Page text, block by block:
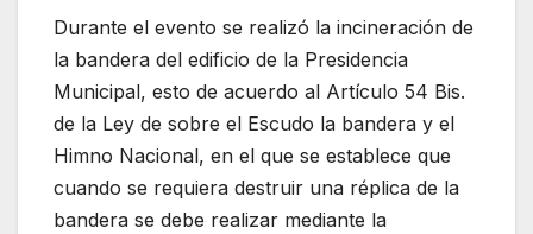
Durante el evento se realizó la incineración de
la bandera del edificio de la Presidencia
Municipal, esto de acuerdo al Artículo 54 Bis.
de la Ley de sobre el Escudo la bandera y el
Himno Nacional, en el que se establece que
cuando se requiera destruir una réplica de la
bandera se debe realizar mediante la